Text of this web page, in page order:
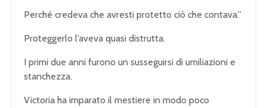
Perché credeva che avresti protetto ciò che contava.”
Proteggerlo l’aveva quasi distrutta.
I primi due anni furono un susseguirsi di umiliazioni e
stanchezza.
Victoria ha imparato il mestiere in modo poco